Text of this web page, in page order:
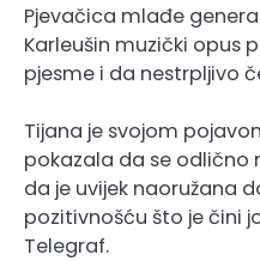
Pjevačica mlađe
Karleušin muzički opus
pjesme i da nestrpljivo
Tijana je svojom
pokazala da se odlično
da je uvijek naoružana
pozitivnošću što je čini
Telegraf.